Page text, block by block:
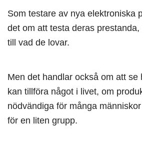
Som testare av nya elektroniska
det om att testa deras
till vad de lovar.
Men det handlar också om att se
kan tillföra något i livet, om
nödvändiga för många
för en liten grupp.